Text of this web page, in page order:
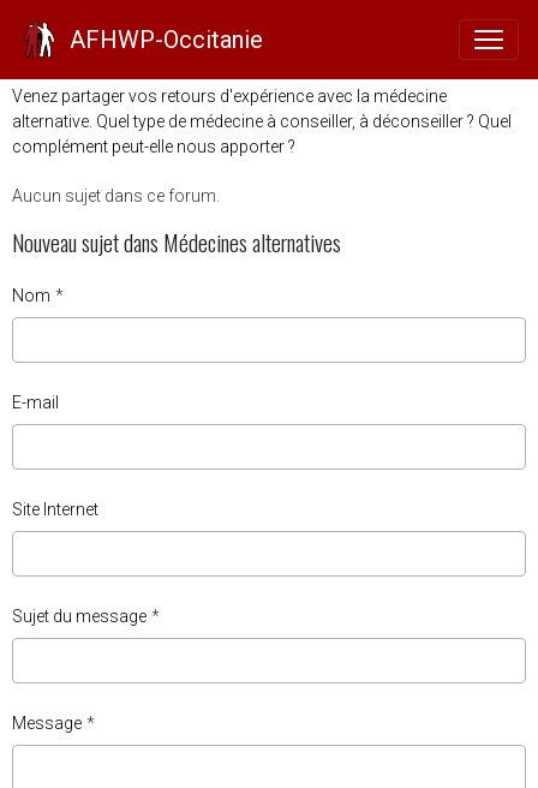
AFHWP-Occitanie
Médecines alternatives
Venez partager vos retours d'expérience avec la médecine
alternative. Quel type de médecine à conseiller, à déconseiller ? Quel
complément peut-elle nous apporter ?
Aucun sujet dans ce forum.
Nouveau sujet dans Médecines alternatives
Nom
E-mail
Site Internet
Sujet du message
Message